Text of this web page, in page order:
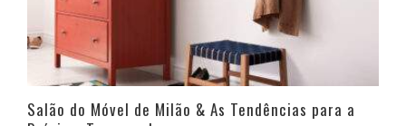
Salão do Móvel de Milão & As Tendências para a